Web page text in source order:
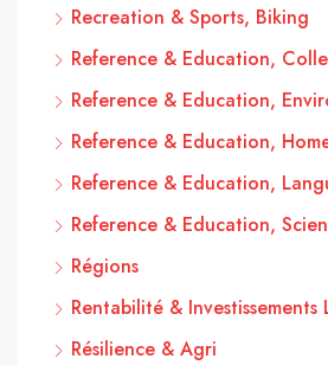
Recreation & Sports, Biking
Reference & Education,
Reference & Education,
Reference & Education,
Reference & Education,
Reference & Education,
Régions
Rentabilité & Investissements
Résilience & Agri